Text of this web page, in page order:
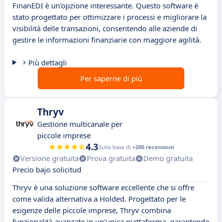
FinanEDI è un'opzione interessante. Questo software è
stato progettato per ottimizzare i processi e migliorare la
visibilità delle transazioni, consentendo alle aziende di
gestire le informazioni finanziarie con maggiore agilità.
Più dettagli
Per saperne di più
Thryv
Gestione multicanale per
piccole imprese
4.3Sulla base di +200 recensioni
Versione gratuita Prova gratuita
Demo gratuita
Precio bajo solicitud
Thryv è una soluzione software eccellente che si offre
come valida alternativa a Holded. Progettato per le
esigenze delle piccole imprese, Thryv combina